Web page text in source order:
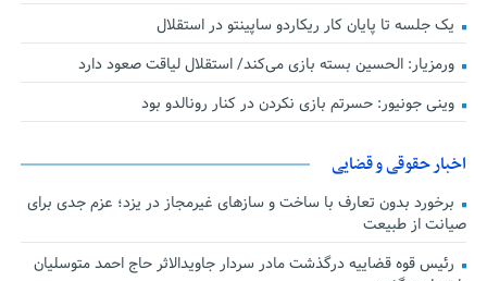
یک جلسه تا پایان کار ریکاردو ساپینتو در استقلال
ورمزیار: الحسین بسته بازی می‌کند/ استقلال لیاقت صعود دارد
وینی جونیور: حسرتم بازی نکردن در کنار رونالدو بود
اخبار حقوقی و قضایی
برخورد بدون تعارف با ساخت‌ و سازهای غیرمجاز در یزد؛ عزم جدی برای
صیانت از طبیعت
رئیس قوه قضاییه درگذشت مادر سردار جاویدالاثر حاج احمد متوسلیان